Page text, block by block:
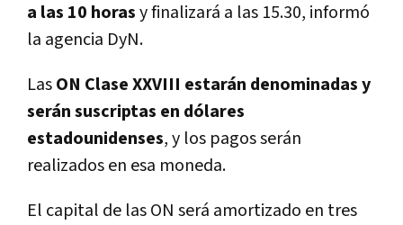
a las 10 horasy finalizará a las 15.30, informó
la agencia DyN.
LasON Clase XXVIII estarán denominadas y
serán suscriptas en dólares
estadounidenses, y los pagos serán
realizados en esa moneda.
El capital de las ON será amortizado en tres